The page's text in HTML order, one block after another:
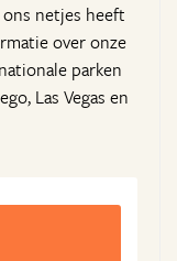
netjes heeft
over onze
parken
Las Vegas en